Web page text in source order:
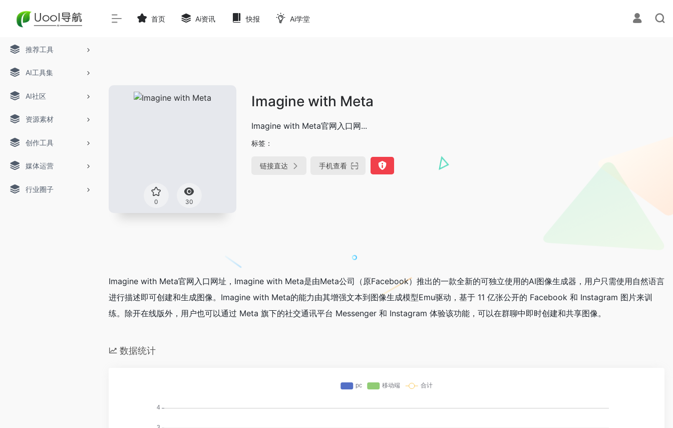
推荐工具
AI工具集
AI社区
资源素材
创作工具
媒体运营
行业圈子
首页 Ai资讯 快报 Ai学堂
0 30
Imagine with Meta
Imagine with Meta官网入口网...
标签：
链接直达 手机查看
Imagine with Meta官网入口网址，Imagine with Meta是由Meta公司（原Facebook）推出的一款全新的可独立使用的AI图像生成器，用户只需使用自然语言
进行描述即可创建和生成图像。Imagine with Meta的能力由其增强文本到图像生成模型Emu驱动，基于 11 亿张公开的 Facebook 和 Instagram 图片来训
练。除开在线版外，用户也可以通过 Meta 旗下的社交通讯平台 Messenger 和 Instagram 体验该功能，可以在群聊中即时创建和共享图像。
数据统计